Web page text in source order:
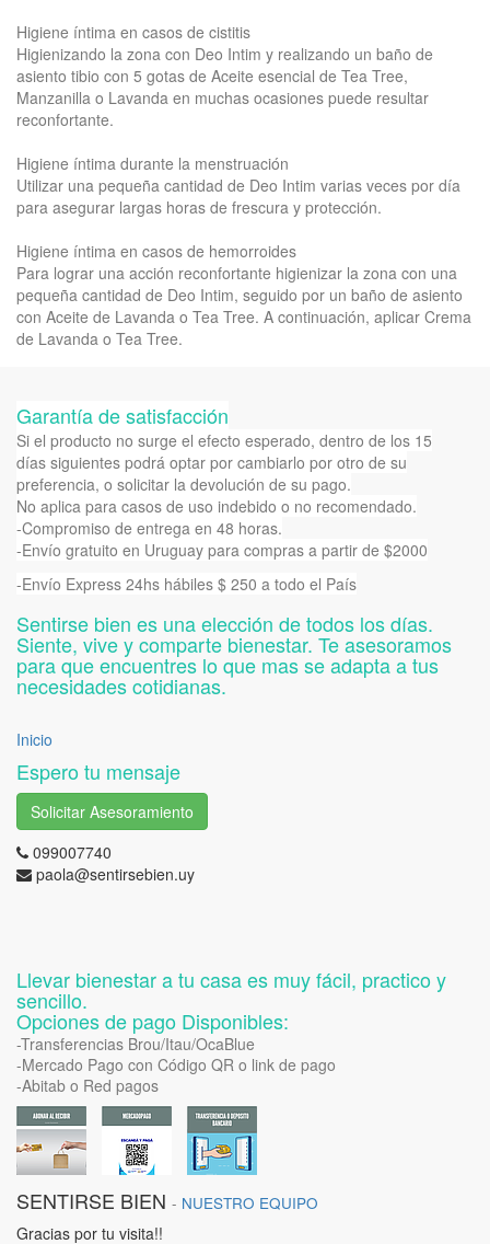
Higiene íntima en casos de cistitis
Higienizando la zona con Deo Intim y realizando un baño de
asiento tibio con 5 gotas de Aceite esencial de Tea Tree,
Manzanilla o Lavanda en muchas ocasiones puede resultar
reconfortante.
Higiene íntima durante la menstruación
Utilizar una pequeña cantidad de Deo Intim varias veces por día
para asegurar largas horas de frescura y protección.
Higiene íntima en casos de hemorroides
Para lograr una acción reconfortante higienizar la zona con una
pequeña cantidad de Deo Intim, seguido por un baño de asiento
con Aceite de Lavanda o Tea Tree. A continuación, aplicar Crema
de Lavanda o Tea Tree.
Garantía de satisfacción
Si el producto no surge el efecto esperado, dentro de los 15
días siguientes podrá optar por cambiarlo por otro de su
preferencia, o solicitar la devolución de su pago.
No aplica para casos de uso indebido o no recomendado.
-Compromiso de entrega en 48 horas.
-Envío gratuito en Uruguay para compras a partir de $2000
-Envío Express 24hs hábiles $ 250 a todo el País
Sentirse bien es una elección de todos los días.
Siente, vive y comparte bienestar. Te asesoramos
para que encuentres lo que mas se adapta a tus
necesidades cotidianas.
Inicio
Espero tu mensaje
Solicitar Asesoramiento
099007740
paola@sentirsebien.uy
Llevar bienestar a tu casa es muy fácil, practico y
sencillo.
Opciones de pago Disponibles:
-Transferencias Brou/Itau/OcaBlue
-Mercado Pago con Código QR o link de pago
-Abitab o Red pagos
SENTIRSE BIEN - NUESTRO EQUIPO
Gracias por tu visita!!